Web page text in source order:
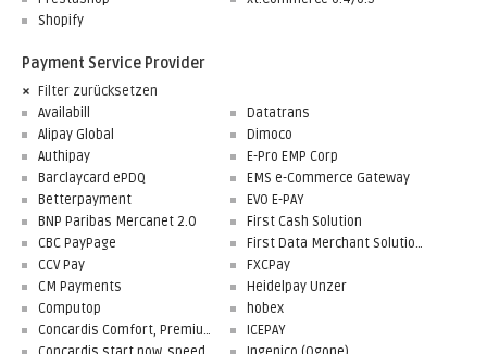
Shopify
Payment Service Provider
Filter zurücksetzen
Availabill
Alipay Global
Authipay
Barclaycard ePDQ
Betterpayment
BNP Paribas Mercanet 2.0
CBC PayPage
CCV Pay
CM Payments
Computop
Concardis Comfort, Premium, Professional
Datatrans
Dimoco
E-Pro EMP Corp
EMS e-Commerce Gateway
EVO E-PAY
First Cash Solution
First Data Merchant Solutions
FXCPay
Heidelpay Unzer
hobex
ICEPAY